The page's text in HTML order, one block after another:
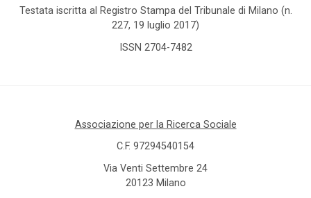
Testata iscritta al Registro Stampa del Tribunale di Milano (n.
227, 19 luglio 2017)
ISSN 2704-7482
Associazione per la Ricerca Sociale
C.F. 97294540154
Via Venti Settembre 24
20123 Milano